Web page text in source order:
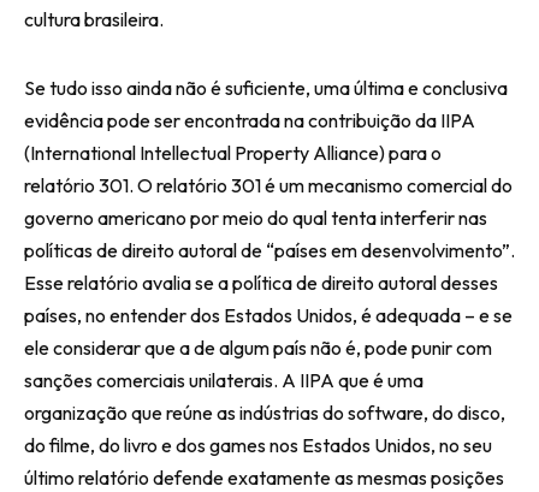
cultura brasileira.
Se tudo isso ainda não é suficiente, uma última e conclusiva
evidência pode ser encontrada na contribuição da IIPA
(International Intellectual Property Alliance) para o
relatório 301. O relatório 301 é um mecanismo comercial do
governo americano por meio do qual tenta interferir nas
políticas de direito autoral de “países em desenvolvimento”.
Esse relatório avalia se a política de direito autoral desses
países, no entender dos Estados Unidos, é adequada – e se
ele considerar que a de algum país não é, pode punir com
sanções comerciais unilaterais. A IIPA que é uma
organização que reúne as indústrias do software, do disco,
do filme, do livro e dos games nos Estados Unidos, no seu
último relatório defende exatamente as mesmas posições